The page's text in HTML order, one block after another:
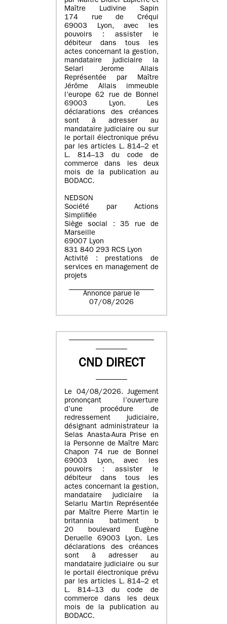
Maître Ludivine Sapin
174 rue de Créqui
69003 Lyon, avec les
pouvoirs : assister le
débiteur dans tous les
actes concernant la gestion,
mandataire judiciaire la
Selarl Jerome Allais
Représentée par Maître
Jérôme Allais immeuble
l’europe 62 rue de Bonnel
69003 Lyon. Les
déclarations des créances
sont à adresser au
mandataire judiciaire ou sur
le portail électronique prévu
par les articles L. 814–2 et
L. 814–13 du code de
commerce dans les deux
mois de la publication au
BODACC.
NEDSON
Société par Actions
Simplifiée
Siège social : 35 rue de
Marseille
69007 Lyon
831 840 293 RCS Lyon
Activité : prestations de
services en management de
projets
Annonce parue le
07/08/2026
CND DIRECT
Le 04/08/2026. Jugement
prononçant l’ouverture
d’une procédure de
redressement judiciaire,
désignant administrateur la
Selas Anasta-Aura Prise en
la Personne de Maître Marc
Chapon 74 rue de Bonnel
69003 Lyon, avec les
pouvoirs : assister le
débiteur dans tous les
actes concernant la gestion,
mandataire judiciaire la
Selarlu Martin Représentée
par Maître Pierre Martin le
britannia batiment b
20 boulevard Eugène
Deruelle 69003 Lyon. Les
déclarations des créances
sont à adresser au
mandataire judiciaire ou sur
le portail électronique prévu
par les articles L. 814–2 et
L. 814–13 du code de
commerce dans les deux
mois de la publication au
BODACC.